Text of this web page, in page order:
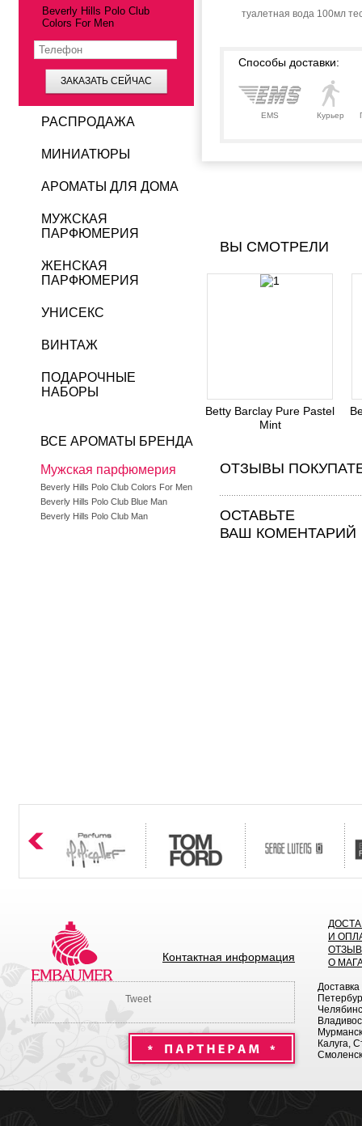
туалетная вода 100мл
Способы доставки:
EMS Курьер
ВЫ СМОТРЕЛИ
Betty Barclay Pure Pastel
Mint
ОТЗЫВЫ
ОСТАВЬТЕ
ВАШ КОМЕНТАРИЙ
Beverly Hills Polo Club
Colors For Men
ЗАКАЗАТЬ СЕЙЧАС
РАСПРОДАЖА
МИНИАТЮРЫ
АРОМАТЫ ДЛЯ ДОМА
МУЖСКАЯ
ПАРФЮМЕРИЯ
ЖЕНСКАЯ
ПАРФЮМЕРИЯ
УНИСЕКС
ВИНТАЖ
ПОДАРОЧНЫЕ
НАБОРЫ
ВСЕ АРОМАТЫ БРЕНДА
Мужская парфюмерия
Beverly Hills Polo Club Colors For Men
Beverly Hills Polo Club Blue Man
Beverly Hills Polo Club Man
Контактная информация
И
О
Tweet
Калуга,